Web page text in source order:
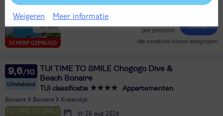
SCHERP GEPRIJSD
28°
in okt
Logies
per persoon
Bekijk
Alle verplichte kosten inbegrepen!
9,6
Uitstekend
TUI TIME TO SMILE Chogogo Dive &
Beach Bonaire
TUI classificatie Appartementen
Bonaire Bonaire Kralendijk
Vr 28 aug 2026
Weigeren Meer informatie